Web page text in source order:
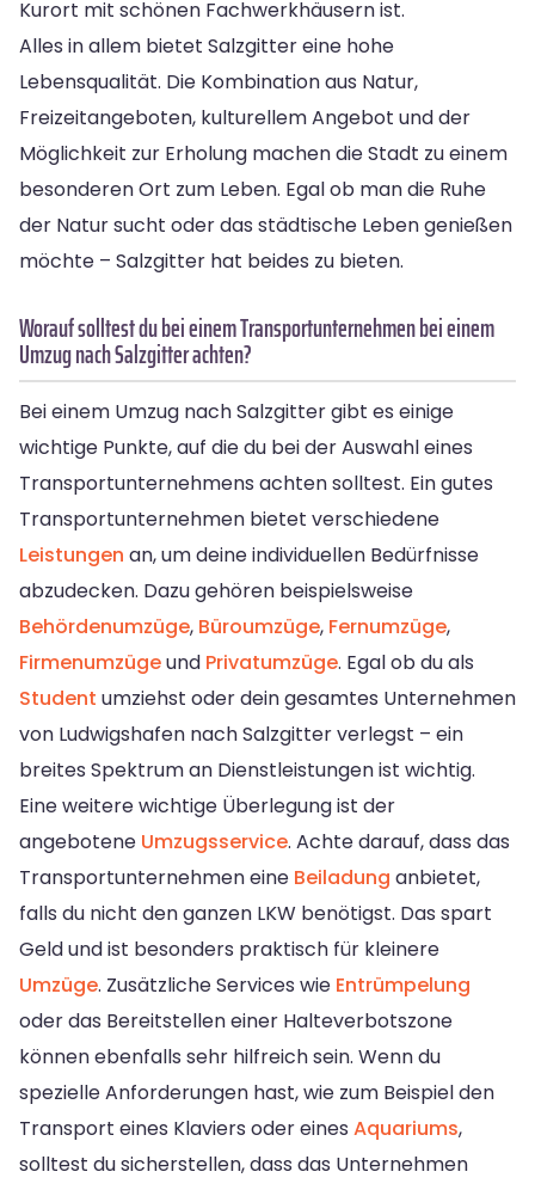
Kurort mit schönen Fachwerkhäusern ist.
Alles in allem bietet Salzgitter eine hohe
Lebensqualität. Die Kombination aus Natur,
Freizeitangeboten, kulturellem Angebot und der
Möglichkeit zur Erholung machen die Stadt zu einem
besonderen Ort zum Leben. Egal ob man die Ruhe
der Natur sucht oder das städtische Leben genießen
möchte – Salzgitter hat beides zu bieten.
Worauf solltest du bei einem Transportunternehmen bei einem
Umzug nach Salzgitter achten?
Bei einem Umzug nach Salzgitter gibt es einige
wichtige Punkte, auf die du bei der Auswahl eines
Transportunternehmens achten solltest. Ein gutes
Transportunternehmen bietet verschiedene
Leistungen an, um deine individuellen Bedürfnisse
abzudecken. Dazu gehören beispielsweise
Behördenumzüge, Büroumzüge, Fernumzüge,
Firmenumzügeund Privatumzüge. Egal ob du als
Student umziehst oder dein gesamtes Unternehmen
von Ludwigshafen nach Salzgitter verlegst – ein
breites Spektrum an Dienstleistungen ist wichtig.
Eine weitere wichtige Überlegung ist der
angebotene Umzugsservice. Achte darauf, dass das
Transportunternehmen eine Beiladung anbietet,
falls du nicht den ganzen LKW benötigst. Das spart
Geld und ist besonders praktisch für kleinere
Umzüge. Zusätzliche Services wie Entrümpelung
oder das Bereitstellen einer Halteverbotszone
können ebenfalls sehr hilfreich sein. Wenn du
spezielle Anforderungen hast, wie zum Beispiel den
Transport eines Klaviers oder eines Aquariums,
solltest du sicherstellen, dass das Unternehmen